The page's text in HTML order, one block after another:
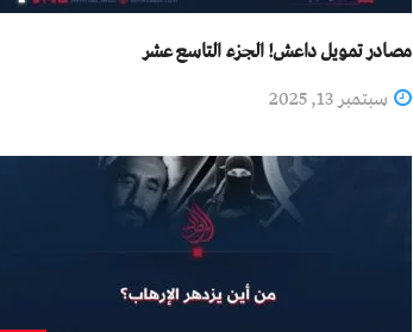
مصادر تمويل داعش! الجزء التاسع عشر
سبتمبر 13, 2025